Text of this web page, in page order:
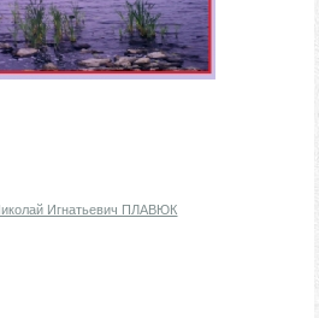
Игнатьевич ПЛАВЮК